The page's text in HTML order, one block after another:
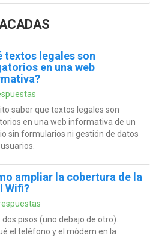
textos legales son
en una web
saber que textos legales son
en una web informativa de un
sin formularios ni gestión de datos
ampliar la cobertura de la
Wifi?
dos pisos (uno debajo de otro).
el teléfono y el módem en la